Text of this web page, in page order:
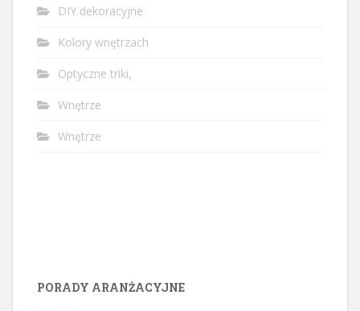
DIY dekoracyjne
Kolory wnętrzach
Optyczne triki,
Wnętrze
Wnętrze
PORADY ARANŻACYJNE